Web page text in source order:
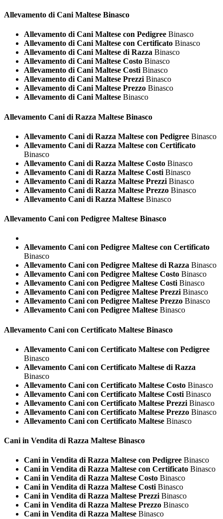
Allevamento di Cani Maltese Binasco
Allevamento di Cani Maltese con Pedigree Binasco
Allevamento di Cani Maltese con Certificato Binasco
Allevamento di Cani Maltese di Razza Binasco
Allevamento di Cani Maltese Costo Binasco
Allevamento di Cani Maltese Costi Binasco
Allevamento di Cani Maltese Prezzi Binasco
Allevamento di Cani Maltese Prezzo Binasco
Allevamento di Cani Maltese Binasco
Allevamento Cani di Razza Maltese Binasco
Allevamento Cani di Razza Maltese con Pedigree Binasco
Allevamento Cani di Razza Maltese con Certificato
Binasco
Allevamento Cani di Razza Maltese Costo Binasco
Allevamento Cani di Razza Maltese Costi Binasco
Allevamento Cani di Razza Maltese Prezzi Binasco
Allevamento Cani di Razza Maltese Prezzo Binasco
Allevamento Cani di Razza Maltese Binasco
Allevamento Cani con Pedigree Maltese Binasco
Allevamento Cani con Pedigree Maltese con Certificato
Binasco
Allevamento Cani con Pedigree Maltese di Razza Binasco
Allevamento Cani con Pedigree Maltese Costo Binasco
Allevamento Cani con Pedigree Maltese Costi Binasco
Allevamento Cani con Pedigree Maltese Prezzi Binasco
Allevamento Cani con Pedigree Maltese Prezzo Binasco
Allevamento Cani con Pedigree Maltese Binasco
Allevamento Cani con Certificato Maltese Binasco
Allevamento Cani con Certificato Maltese con Pedigree
Binasco
Allevamento Cani con Certificato Maltese di Razza
Binasco
Allevamento Cani con Certificato Maltese Costo Binasco
Allevamento Cani con Certificato Maltese Costi Binasco
Allevamento Cani con Certificato Maltese Prezzi Binasco
Allevamento Cani con Certificato Maltese Prezzo Binasco
Allevamento Cani con Certificato Maltese Binasco
Cani in Vendita di Razza Maltese Binasco
Cani in Vendita di Razza Maltese con Pedigree Binasco
Cani in Vendita di Razza Maltese con Certificato Binasco
Cani in Vendita di Razza Maltese Costo Binasco
Cani in Vendita di Razza Maltese CostiBinasco
Cani in Vendita di Razza Maltese PrezziBinasco
Cani in Vendita di Razza Maltese Prezzo Binasco
Cani in Vendita di Razza Maltese Binasco